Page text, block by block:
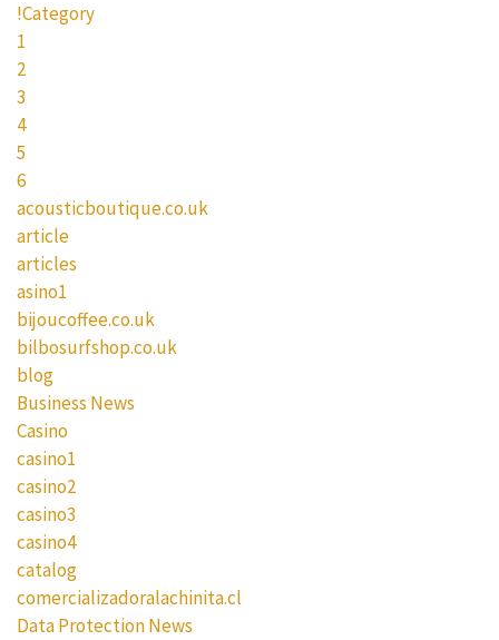
!Category
1
2
3
4
5
6
acousticboutique.co.uk
article
articles
asino1
bijoucoffee.co.uk
bilbosurfshop.co.uk
blog
Business News
Casino
casino1
casino2
casino3
casino4
catalog
comercializadoralachinita.cl
Data Protection News